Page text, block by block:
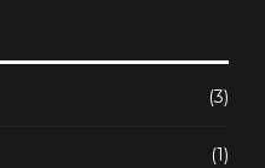
(3)
(1)